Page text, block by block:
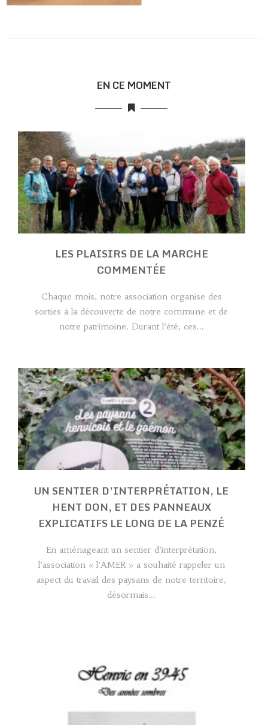
EN CE MOMENT
LES PLAISIRS DE LA MARCHE
COMMENTÉE
Chaque mois, notre association organise des
sorties à la découverte de notre commune et de
notre patrimoine. Durant l’été, ces...
UN SENTIER D’INTERPRÉTATION, LE
HENT DON, ET DES PANNEAUX
EXPLICATIFS LE LONG DE LA PENZÉ
En aménageant un sentier d’interprétation,
l’association « l’AMER » a souhaité rappeler un
aspect du travail des paysans de notre territoire,
désormais...